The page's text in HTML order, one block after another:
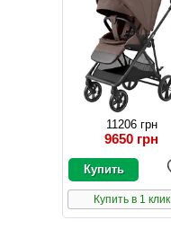
11206 грн
9650 грн
Купить в 1 клик